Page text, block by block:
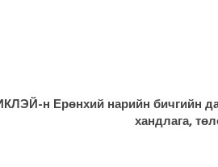
н Ерөнхий нарийн бичгийн
хандлага,